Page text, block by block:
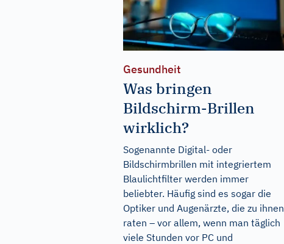
Gesundheit
Was bringen
Bildschirm-Brillen
wirklich?
Sogenannte Digital- oder
Bildschirmbrillen mit integriertem
Blaulichtfilter werden immer
beliebter. Häufig sind es sogar die
Optiker und Augenärzte, die zu ihnen
raten – vor allem, wenn man täglich
viele Stunden vor PC und